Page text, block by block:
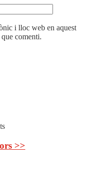
i lloc web en aquest
comenti.
>>